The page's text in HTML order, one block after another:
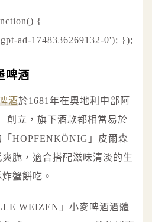
{
ad-1748336269132-0'); });
啤酒
酒於1681年在奧地利中部阿
創立，旗下酒款都相當易於
HOPFENKÖNIG」皮爾森
脆，適合搭配滋味清淡的生
蟹餅吃。
WEIZEN」小麥啤酒酒體